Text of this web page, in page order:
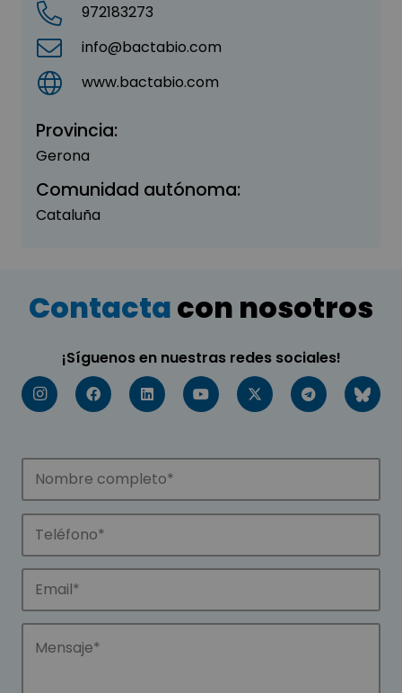
972183273
info@bactabio.com
www.bactabio.com
Provincia:
Gerona
Comunidad autónoma:
Cataluña
Contactacon nosotros
¡Síguenos en nuestras redes sociales!